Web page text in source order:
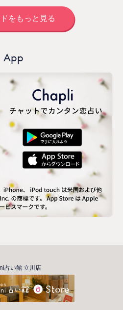
をもっと見る
App
占い館 立川店